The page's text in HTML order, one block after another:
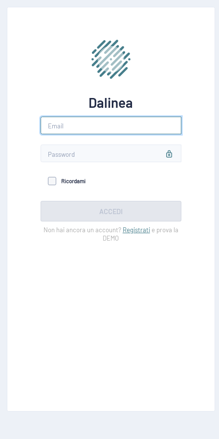
Dalinea
Ricordami
ACCEDI
Non hai ancora un account? Registratie prova la
DEMO